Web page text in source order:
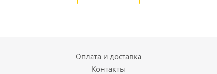
Оплата и доставка
Контакты